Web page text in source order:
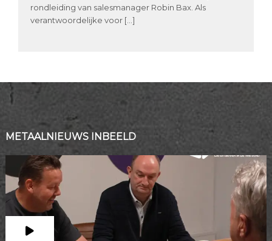
rondleiding van salesmanager Robin Bax. Als
verantwoordelijke voor […]
METAALNIEUWS INBEELD